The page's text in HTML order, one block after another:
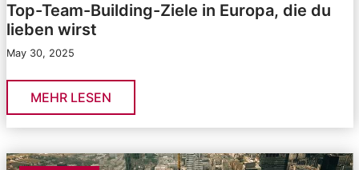
Top-Team-Building-Ziele in Europa, die du
lieben wirst
May 30, 2025
MEHR LESEN